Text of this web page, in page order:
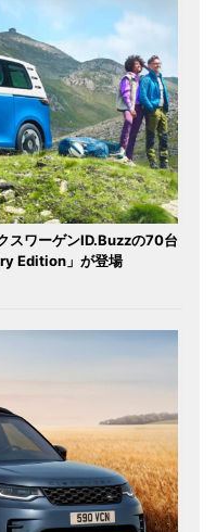
スワーゲンID.Buzzの70台
Edition」が登場